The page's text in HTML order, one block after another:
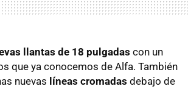
llantas de 18 pulgadas con un
que ya conocemos de Alfa. También
nuevas líneas cromadas debajo de